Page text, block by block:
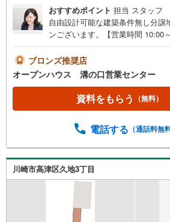
おすすめポイント 担当 スタッフ
自由設計可能な建築条件無し分譲
ンございます。【営業時間 10:00
にご連絡ください！現地を見学さ
を見学する（無料）」ボタンより
ただけますとスムーズにご案内
内について・平日や夜遅い時間
を除く・経験豊富なスタッフが
送迎します。・チャイルドシー
方も大歓迎です！年間8000棟以上
るオープンハウスだから出会える
ぜひお気軽にご連絡・ご相談くだ
み、もしくは当社を含めた数社で
ンハウス・ディベロップメントの
ブロンズ推奨店
オープンハウス 溝の口営業センター
資料をもらう （無料）
電話する （通話料無
川崎市高津区久地3丁目